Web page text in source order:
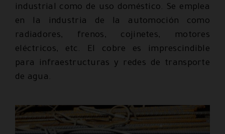
industrial como de uso doméstico. Se emplea
en la industria de la automoción como
radiadores, frenos, cojinetes, motores
eléctricos, etc. El cobre es imprescindible
para infraestructuras y redes de transporte
de agua.